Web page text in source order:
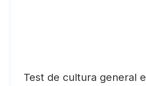
Test de cultura general e